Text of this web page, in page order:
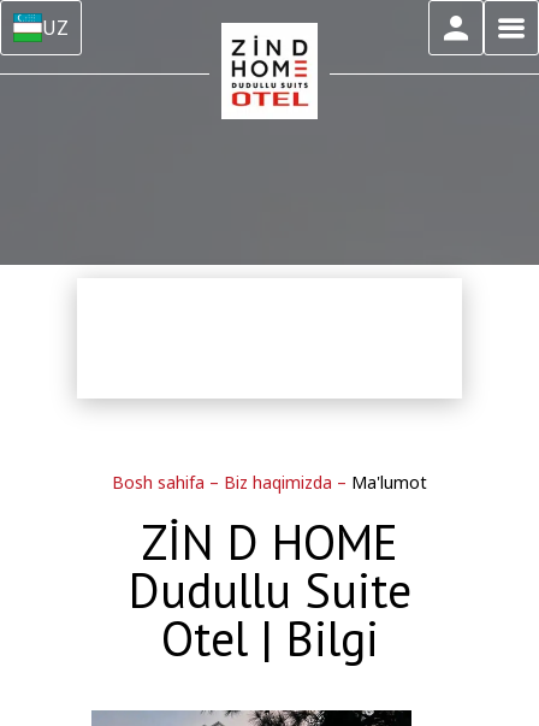
UZ
Bosh sahifa – Biz haqimizda – Ma'lumot
ZİN D HOME
Dudullu Suite
Otel | Bilgi